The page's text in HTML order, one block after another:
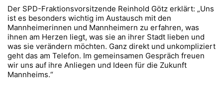
Der SPD-Fraktionsvorsitzende Reinhold Götz erklärt: „Uns
ist es besonders wichtig im Austausch mit den
Mannheimerinnen und Mannheimern zu erfahren, was
ihnen am Herzen liegt, was sie an ihrer Stadt lieben und
was sie verändern möchten. Ganz direkt und unkompliziert
geht das am Telefon. Im gemeinsamen Gespräch freuen
wir uns auf ihre Anliegen und Ideen für die Zukunft
Mannheims.“